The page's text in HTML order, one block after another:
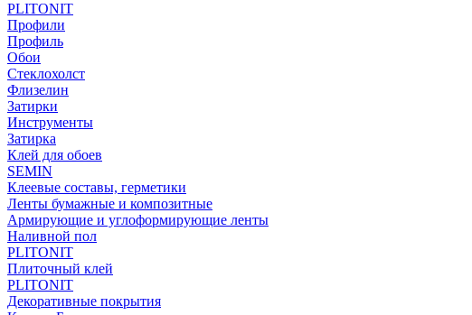
PLITONIT
Профили
Профиль
Обои
Стеклохолст
Флизелин
Затирки
Инструменты
Затирка
Клей для обоев
SEMIN
Клеевые составы, герметики
Ленты бумажные и композитные
Армирующие и углоформирующие ленты
Наливной пол
PLITONIT
Плиточный клей
PLITONIT
Декоративные покрытия